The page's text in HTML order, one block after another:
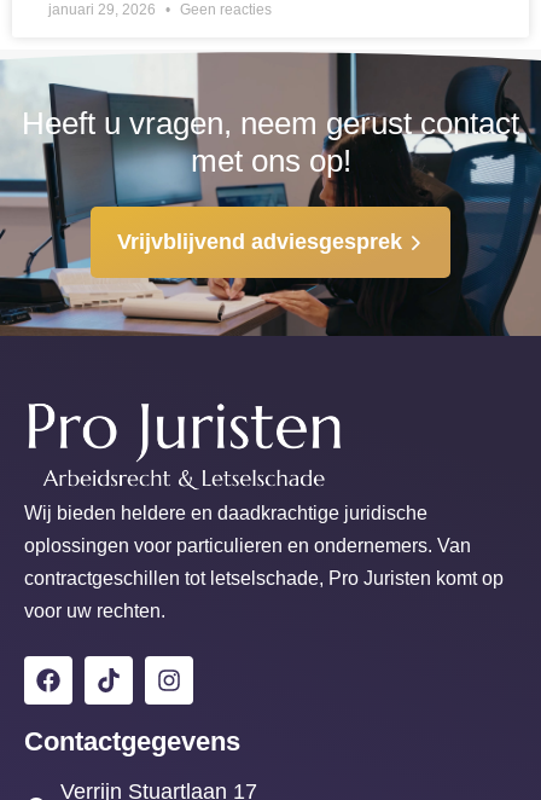
januari 29, 2026 Geen reacties
Heeft u vragen, neem gerust contact
met ons op!
Vrijvblijvend adviesgesprek
Wij bieden heldere en daadkrachtige juridische
oplossingen voor particulieren en ondernemers. Van
contractgeschillen tot letselschade, Pro Juristen komt op
voor uw rechten.
Contactgegevens
Verrijn Stuartlaan 17